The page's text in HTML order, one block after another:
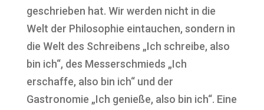
geschrieben hat. Wir werden nicht in die
Welt der Philosophie eintauchen, sondern in
die Welt des Schreibens „Ich schreibe, also
bin ich“, des Messerschmieds „Ich
erschaffe, also bin ich“ und der
Gastronomie „Ich genieße, also bin ich“. Eine